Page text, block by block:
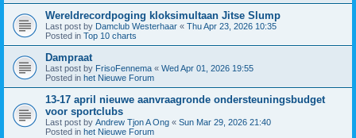
Wereldrecordpoging kloksimultaan Jitse Slump
Last post by Damclub Westerhaar « Thu Apr 23, 2026 10:35
Posted in Top 10 charts
Dampraat
Last post by FrisoFennema « Wed Apr 01, 2026 19:55
Posted in het Nieuwe Forum
13-17 april nieuwe aanvraagronde ondersteuningsbudget
voor sportclubs
Last post by Andrew Tjon A Ong « Sun Mar 29, 2026 21:40
Posted in het Nieuwe Forum